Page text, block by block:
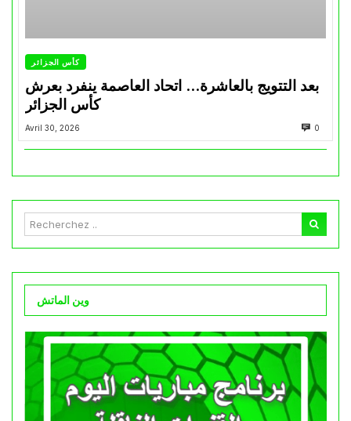
كأس الجزائر
بعد التتويج بالعاشرة… اتحاد العاصمة ينفرد بعرش
كأس الجزائر
Avril 30, 2026 0
وين الماتش